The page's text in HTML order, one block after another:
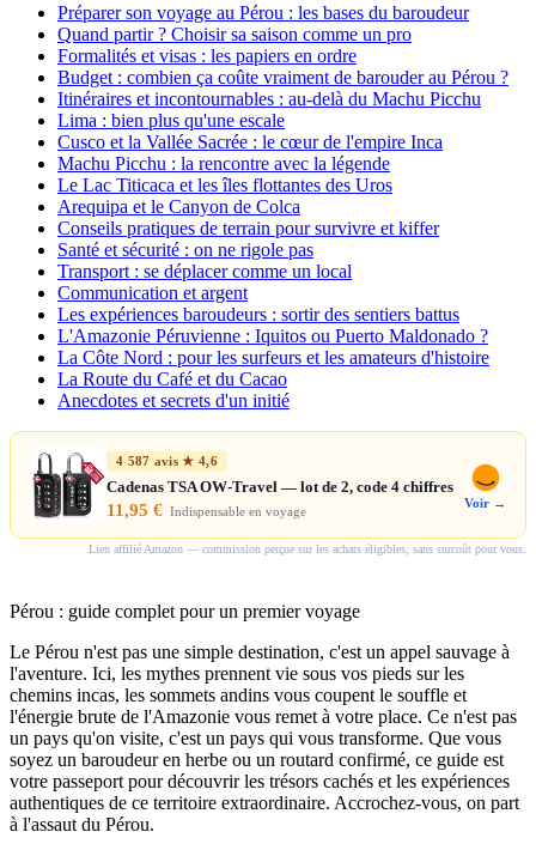
Préparer son voyage au Pérou : les bases du baroudeur
Quand partir ? Choisir sa saison comme un pro
Formalités et visas : les papiers en ordre
Budget : combien ça coûte vraiment de barouder au Pérou ?
Itinéraires et incontournables : au-delà du Machu Picchu
Lima : bien plus qu'une escale
Cusco et la Vallée Sacrée : le cœur de l'empire Inca
Machu Picchu : la rencontre avec la légende
Le Lac Titicaca et les îles flottantes des Uros
Arequipa et le Canyon de Colca
Conseils pratiques de terrain pour survivre et kiffer
Santé et sécurité : on ne rigole pas
Transport : se déplacer comme un local
Communication et argent
Les expériences baroudeurs : sortir des sentiers battus
L'Amazonie Péruvienne : Iquitos ou Puerto Maldonado ?
La Côte Nord : pour les surfeurs et les amateurs d'histoire
La Route du Café et du Cacao
Anecdotes et secrets d'un initié
4 587 avis ★ 4,6
Cadenas TSA OW-Travel — lot de 2, code 4 chiffres
11,95 € Indispensable en voyage
Voir →
Lien affilié Amazon — commission perçue sur les achats éligibles, sans surcoût pour vous.
Pérou : guide complet pour un premier voyage
Le Pérou n'est pas une simple destination, c'est un appel sauvage à
l'aventure. Ici, les mythes prennent vie sous vos pieds sur les
chemins incas, les sommets andins vous coupent le souffle et
l'énergie brute de l'Amazonie vous remet à votre place. Ce n'est pas
un pays qu'on visite, c'est un pays qui vous transforme. Que vous
soyez un baroudeur en herbe ou un routard confirmé, ce guide est
votre passeport pour découvrir les trésors cachés et les expériences
authentiques de ce territoire extraordinaire. Accrochez-vous, on part
à l'assaut du Pérou.